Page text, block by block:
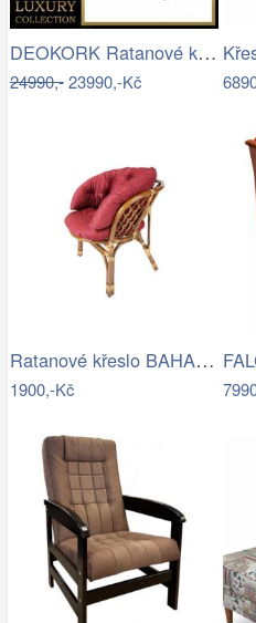
DEOKORK Ratanové křeslo BORNEO LUXURY …
24990,-23990,-Kč
Ratanové křeslo BAHAMA tmavé - XL polstr
1900,-Kč